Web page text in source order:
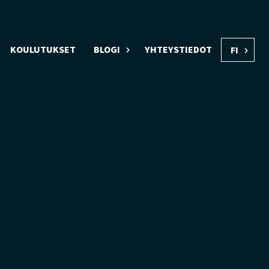
KOULUTUKSET BLOGI YHTEYSTIEDOT FI